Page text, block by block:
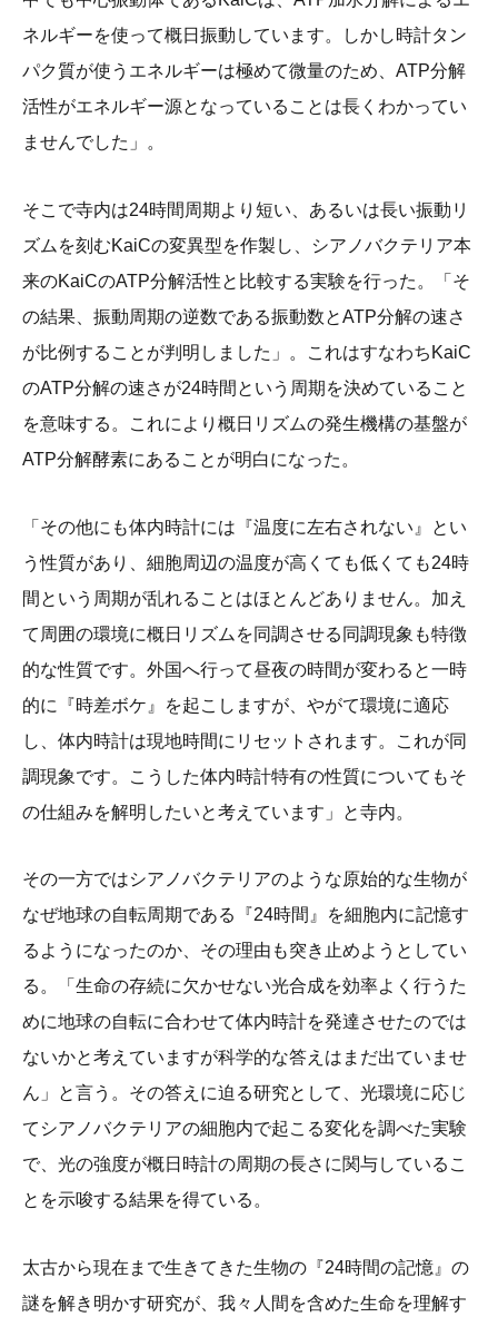
ネルギーを使って概日振動しています。しかし時計タン
パク質が使うエネルギーは極めて微量のため、ATP分解
活性がエネルギー源となっていることは長くわかってい
ませんでした」。
そこで寺内は24時間周期より短い、あるいは長い振動リ
ズムを刻むKaiCの変異型を作製し、シアノバクテリア本
来のKaiCのATP分解活性と比較する実験を行った。「そ
の結果、振動周期の逆数である振動数とATP分解の速さ
が比例することが判明しました」。これはすなわちKaiC
のATP分解の速さが24時間という周期を決めていること
を意味する。これにより概日リズムの発生機構の基盤が
ATP分解酵素にあることが明白になった。
「その他にも体内時計には『温度に左右されない』とい
う性質があり、細胞周辺の温度が高くても低くても24時
間という周期が乱れることはほとんどありません。加え
て周囲の環境に概日リズムを同調させる同調現象も特徴
的な性質です。外国へ行って昼夜の時間が変わると一時
的に『時差ボケ』を起こしますが、やがて環境に適応
し、体内時計は現地時間にリセットされます。これが同
調現象です。こうした体内時計特有の性質についてもそ
の仕組みを解明したいと考えています」と寺内。
その一方ではシアノバクテリアのような原始的な生物が
なぜ地球の自転周期である『24時間』を細胞内に記憶す
るようになったのか、その理由も突き止めようとしてい
る。「生命の存続に欠かせない光合成を効率よく行うた
めに地球の自転に合わせて体内時計を発達させたのでは
ないかと考えていますが科学的な答えはまだ出ていませ
ん」と言う。その答えに迫る研究として、光環境に応じ
てシアノバクテリアの細胞内で起こる変化を調べた実験
で、光の強度が概日時計の周期の長さに関与しているこ
とを示唆する結果を得ている。
太古から現在まで生きてきた生物の『24時間の記憶』の
謎を解き明かす研究が、我々人間を含めた生命を理解す